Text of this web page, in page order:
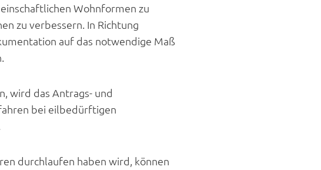
Wohnformen zu
zu verbessern. In Richtung
auf das notwendige Maß
wird das Antrags- und
bei eilbedürftigen
durchlaufen haben wird, können